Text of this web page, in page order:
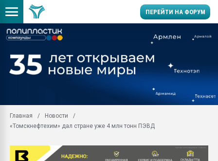
ПЕРЕЙТИ НА ФОРУМ
первый план в
пластмасс
ситуацией на
Главная
Новости
«Томскнефтехим» дал стране уже 4 млн тонн ПЭВД